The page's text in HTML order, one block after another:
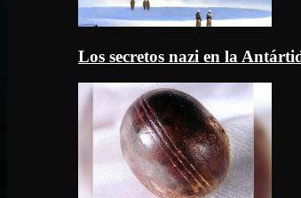
Los secretos nazi en la